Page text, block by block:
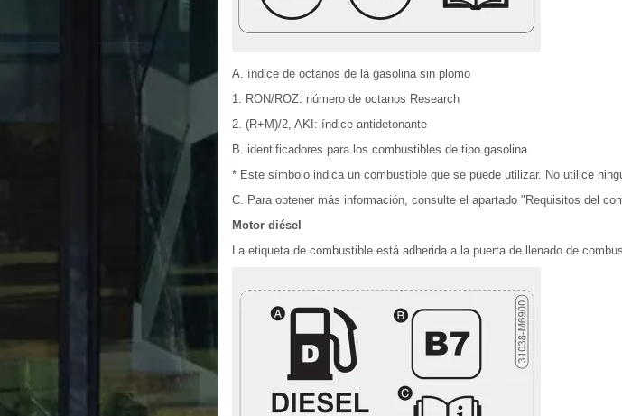
A. índice de octanos de la gasolina sin plomo
1. RON/ROZ: número de octanos Research
2. (R+M)/2, AKI: índice antidetonante
B. identificadores para los combustibles de tipo gasolina
* Este símbolo indica un combustible que se puede utilizar. No utilice
C. Para obtener más información, consulte el apartado "Requisitos del
Motor diésel
La etiqueta de combustible está adherida a la puerta de llenado de